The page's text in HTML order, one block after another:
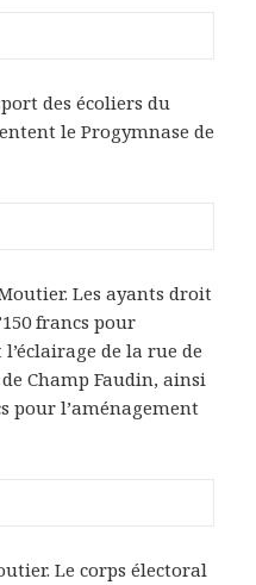
des écoliers du
le Progymnase de
Les ayants droit
francs pour
de la rue de
Champ Faudin, ainsi
pour l’aménagement
Le corps électoral